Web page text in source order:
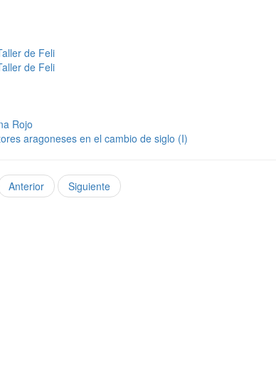
de Feli
de Feli
Rojo
aragoneses en el cambio de siglo (I)
Anterior Siguiente